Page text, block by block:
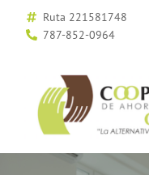
Ruta 221581748
787-852-0964